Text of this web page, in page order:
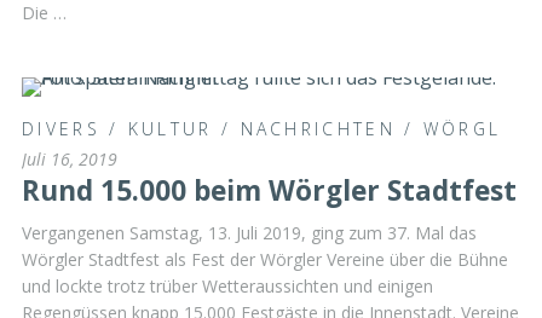
Die …
DIVERS / KULTUR / NACHRICHTEN / WÖRGL
Juli 16, 2019
Rund 15.000 beim Wörgler Stadtfest
Vergangenen Samstag, 13. Juli 2019, ging zum 37. Mal das
Wörgler Stadtfest als Fest der Wörgler Vereine über die Bühne
und lockte trotz trüber Wetteraussichten und einigen
Regengüssen knapp 15.000 Festgäste in die Innenstadt. Vereine